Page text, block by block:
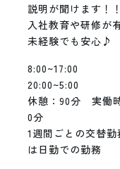
説明が聞けます！！
入社教育や研修が
未経験でも安心♪
8:00~17:00
20:00~5:00
休憩：90分　実働
0分
1週間ごとの交替
は日勤での勤務